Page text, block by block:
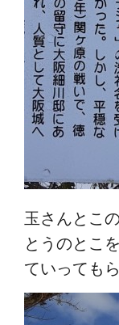
玉さんとこ
とうのとこ
ていっても